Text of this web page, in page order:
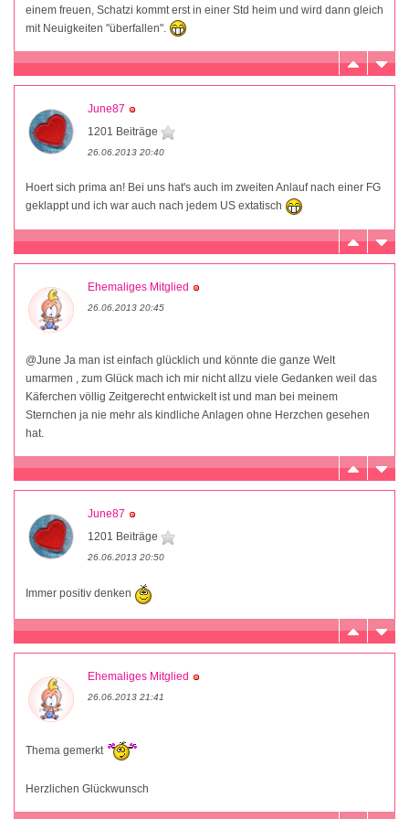
einem freuen, Schatzi kommt erst in einer Std heim und wird dann gleich
mit Neuigkeiten "überfallen".
June87
1201 Beiträge
26.06.2013 20:40
Hoert sich prima an! Bei uns hat's auch im zweiten Anlauf nach einer FG
geklappt und ich war auch nach jedem US extatisch
Ehemaliges Mitglied
26.06.2013 20:45
@June Ja man ist einfach glücklich und könnte die ganze Welt
umarmen , zum Glück mach ich mir nicht allzu viele Gedanken weil das
Käferchen völlig Zeitgerecht entwickelt ist und man bei meinem
Sternchen ja nie mehr als kindliche Anlagen ohne Herzchen gesehen
hat.
June87
1201 Beiträge
26.06.2013 20:50
Immer positiv denken
Ehemaliges Mitglied
26.06.2013 21:41
Thema gemerkt
Herzlichen Glückwunsch